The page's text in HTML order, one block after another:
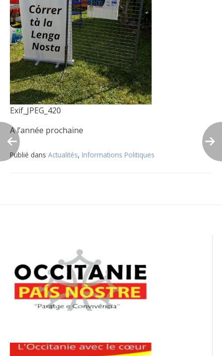
Exif_JPEG_420
A l’année prochaine
Publié dans Actualités, Informations Politiques